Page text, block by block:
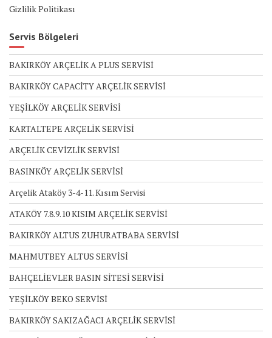
Gizlilik Politikası
Servis Bölgeleri
BAKIRKÖY ARÇELİK A PLUS SERVİSİ
BAKIRKÖY CAPACİTY ARÇELİK SERVİSİ
YEŞİLKÖY ARÇELİK SERVİSİ
KARTALTEPE ARÇELİK SERVİSİ
ARÇELİK CEVİZLİK SERVİSİ
BASINKÖY ARÇELİK SERVİSİ
Arçelik Ataköy 3-4-11. Kısım Servisi
ATAKÖY 7.8.9.10 KISIM ARÇELİK SERVİSİ
BAKIRKÖY ALTUS ZUHURATBABA SERVİSİ
MAHMUTBEY ALTUS SERVİSİ
BAHÇELİEVLER BASIN SİTESİ SERVİSİ
YEŞİLKÖY BEKO SERVİSİ
BAKIRKÖY SAKIZAĞACI ARÇELİK SERVİSİ